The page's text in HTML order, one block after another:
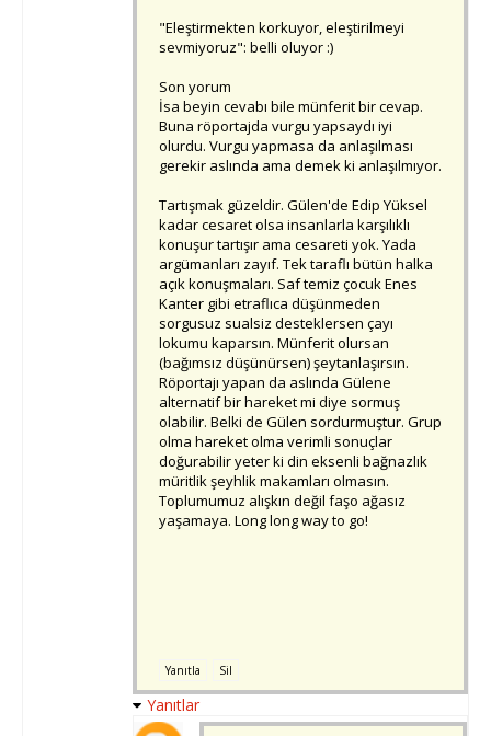
"Eleştirmekten korkuyor, eleştirilmeyi
sevmiyoruz": belli oluyor :)
Son yorum
İsa beyin cevabı bile münferit bir cevap.
Buna röportajda vurgu yapsaydı iyi
olurdu. Vurgu yapmasa da anlaşılması
gerekir aslında ama demek ki anlaşılmıyor.
Tartışmak güzeldir. Gülen'de Edip Yüksel
kadar cesaret olsa insanlarla karşılıklı
konuşur tartışır ama cesareti yok. Yada
argümanları zayıf. Tek taraflı bütün halka
açık konuşmaları. Saf temiz çocuk Enes
Kanter gibi etraflıca düşünmeden
sorgusuz sualsiz desteklersen çayı
lokumu kaparsın. Münferit olursan
(bağımsız düşünürsen) şeytanlaşırsın.
Röportajı yapan da aslında Gülene
alternatif bir hareket mi diye sormuş
olabilir. Belki de Gülen sordurmuştur. Grup
olma hareket olma verimli sonuçlar
doğurabilir yeter ki din eksenli bağnazlık
müritlik şeyhlik makamları olmasın.
Toplumumuz alışkın değil faşo ağasız
yaşamaya. Long long way to go!
Yanıtla Sil
Yanıtlar